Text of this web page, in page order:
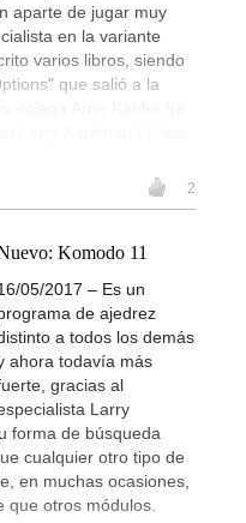
aparte de jugar muy
en la variante
varios libros, siendo
que salió a la
2
Komodo 11
05/2017 – Es un
de ajedrez
a todos los demás
ahora todavía más
gracias al
Larry
forma de búsqueda
cualquier otro tipo de
en muchas ocasiones,
que otros módulos.